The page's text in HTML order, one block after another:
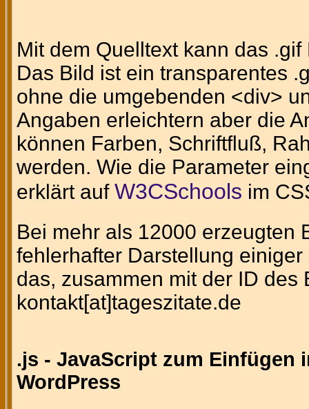
Mit dem Quelltext kann das
Das Bild ist ein transparentes
ohne die umgebenden <div>
Angaben erleichtern aber die
können Farben, Schriftfluß,
werden. Wie die Parameter
erklärt auf W3CSchools im
Bei mehr als 12000 erzeugten
fehlerhafter Darstellung
das, zusammen mit der ID
kontakt[at]tageszitate.de
.js - JavaScript zum Einfügen
WordPress